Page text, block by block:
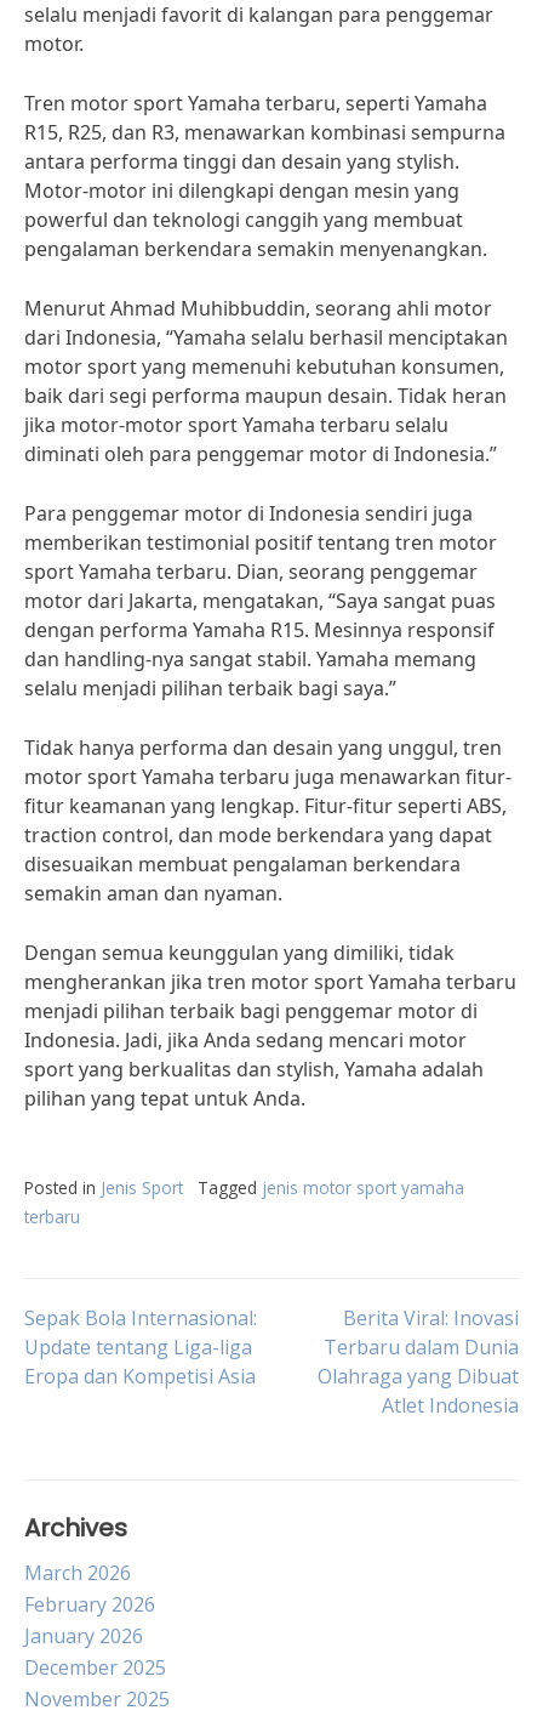
selalu menjadi favorit di kalangan para penggemar
motor.
Tren motor sport Yamaha terbaru, seperti Yamaha
R15, R25, dan R3, menawarkan kombinasi sempurna
antara performa tinggi dan desain yang stylish.
Motor-motor ini dilengkapi dengan mesin yang
powerful dan teknologi canggih yang membuat
pengalaman berkendara semakin menyenangkan.
Menurut Ahmad Muhibbuddin, seorang ahli motor
dari Indonesia, “Yamaha selalu berhasil menciptakan
motor sport yang memenuhi kebutuhan konsumen,
baik dari segi performa maupun desain. Tidak heran
jika motor-motor sport Yamaha terbaru selalu
diminati oleh para penggemar motor di Indonesia.”
Para penggemar motor di Indonesia sendiri juga
memberikan testimonial positif tentang tren motor
sport Yamaha terbaru. Dian, seorang penggemar
motor dari Jakarta, mengatakan, “Saya sangat puas
dengan performa Yamaha R15. Mesinnya responsif
dan handling-nya sangat stabil. Yamaha memang
selalu menjadi pilihan terbaik bagi saya.”
Tidak hanya performa dan desain yang unggul, tren
motor sport Yamaha terbaru juga menawarkan fitur-
fitur keamanan yang lengkap. Fitur-fitur seperti ABS,
traction control, dan mode berkendara yang dapat
disesuaikan membuat pengalaman berkendara
semakin aman dan nyaman.
Dengan semua keunggulan yang dimiliki, tidak
mengherankan jika tren motor sport Yamaha terbaru
menjadi pilihan terbaik bagi penggemar motor di
Indonesia. Jadi, jika Anda sedang mencari motor
sport yang berkualitas dan stylish, Yamaha adalah
pilihan yang tepat untuk Anda.
Posted in Jenis Sport Tagged jenis motor sport yamaha
terbaru
Post
navigation
Sepak Bola Internasional:
Update tentang Liga-liga
Eropa dan Kompetisi Asia
Berita Viral: Inovasi
Terbaru dalam Dunia
Olahraga yang Dibuat
Atlet Indonesia
Archives
March 2026
February 2026
January 2026
December 2025
November 2025